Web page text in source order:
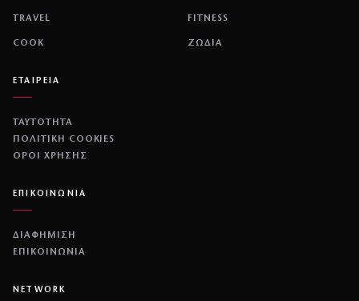
TRAVEL FITNESS
COOK ΖΩΔΙΑ
ΕΤΑΙΡΕΙΑ
ΤΑΥΤΟΤΗΤΑ
ΠΟΛΙΤΙΚΉ COOKIES
ΌΡΟΙ ΧΡΉΣΗΣ
ΕΠΙΚΟΙΝΩΝΙΑ
ΔΙΑΦΗΜΙΣΗ
ΕΠΙΚΟΙΝΩΝΙΑ
NETWORK